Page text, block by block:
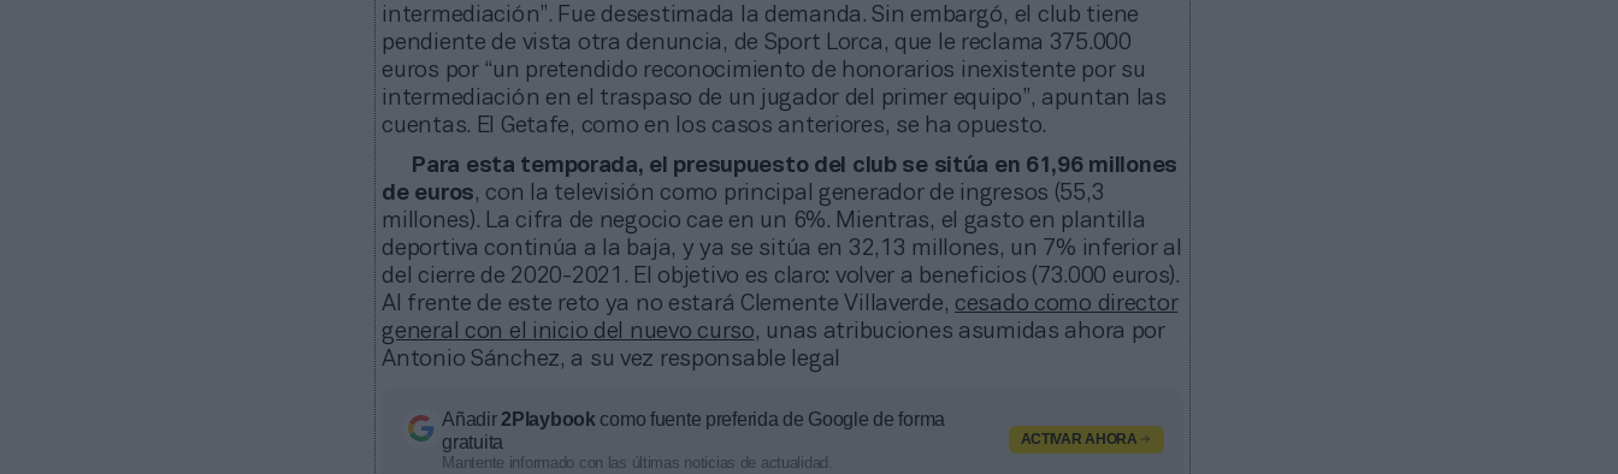
intermediación”. Fue desestimada la demanda. Sin embargó, el club tiene
pendiente de vista otra denuncia, de Sport Lorca, que le reclama 375.000
euros por “un pretendido reconocimiento de honorarios inexistente por su
intermediación en el traspaso de un jugador del primer equipo”, apuntan las
cuentas. El Getafe, como en los casos anteriores, se ha opuesto.
Para esta temporada, el presupuesto del club se sitúa en 61,96 millones
de euros, con la televisión como principal generador de ingresos (55,3
millones). La cifra de negocio cae en un 6%. Mientras, el gasto en plantilla
deportiva continúa a la baja, y ya se sitúa en 32,13 millones, un 7% inferior al
del cierre de 2020-2021. El objetivo es claro: volver a beneficios (73.000 euros).
Al frente de este reto ya no estará Clemente Villaverde, cesado como director
general con el inicio del nuevo curso, unas atribuciones asumidas ahora por
Antonio Sánchez, a su vez responsable legal
Añadir2Playbook como fuente preferida de Google de forma
gratuita
Mantente informado con las últimas noticias de actualidad.
ACTIVAR AHORA